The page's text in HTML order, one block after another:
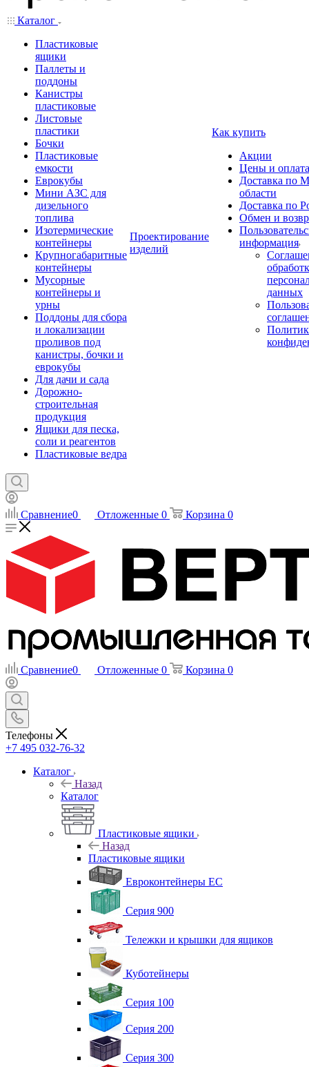
Каталог
Пластиковые
ящики
Паллеты и
поддоны
Канистры
пластиковые
Листовые
пластики
Бочки
Пластиковые
емкости
Еврокубы
Мини АЗС для
дизельного
топлива
Изотермические
контейнеры
Крупногабаритные
контейнеры
Мусорные
контейнеры и
урны
Поддоны для сбора
и локализации
проливов под
канистры, бочки и
еврокубы
Для дачи и сада
Дорожно-
строительная
продукция
Ящики для песка,
соли и реагентов
Пластиковые ведра
Проектирование
изделий
Как купить
Акции
Цены и оплата
Доставка по
области
Доставка по
Обмен и
информация
данных
Сравнение0 Отложенные 0 Корзина 0
Сравнение0 Отложенные 0 Корзина 0
Телефоны
+7 495 032-76-32
Каталог
Назад
Каталог
Пластиковые ящики
Назад
Пластиковые ящики
Евроконтейнеры ЕС
Серия 900
Тележки и крышки для ящиков
Куботейнеры
Серия 100
Серия 200
Серия 300